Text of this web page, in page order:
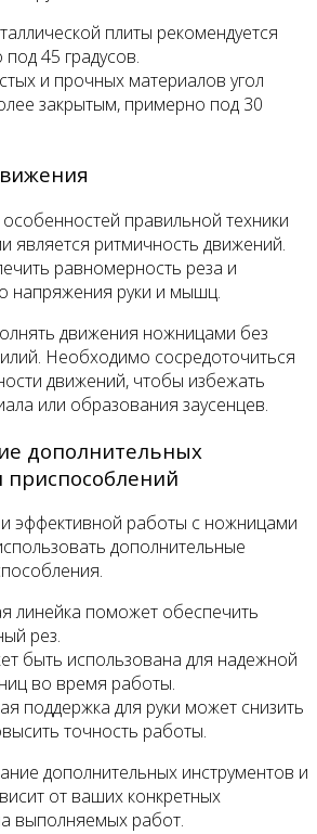
плиты рекомендуется
45 градусов.
и прочных материалов угол
закрытым, примерно под 30
правильной техники
является ритмичность движений.
равномерность реза и
напряжения руки и мышц.
движения ножницами без
Необходимо сосредоточиться
движений, чтобы избежать
или образования заусенцев.
дополнительных
приспособлений
эффективной работы с ножницами
дополнительные
линейка поможет обеспечить
рез.
быть использована для надежной
во время работы.
поддержка для руки может снизить
точность работы.
дополнительных инструментов и
от ваших конкретных
выполняемых работ.